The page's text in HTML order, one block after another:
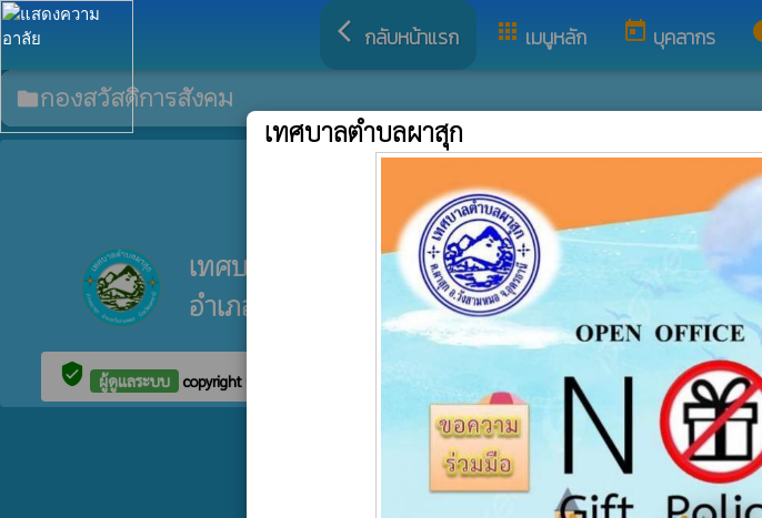
arrow_back_ios กลับหน้าแรก apps เมนูหลัก today บุคลากร
folderกองสวัสดิการสังคม
ที่อยู่ไปรษณีย์อิเล็กทรอนิกส์กลาง
เทศบาลตำบลผาสุก
อำเภอวังสามหมอ จังหวัดอุดรธานี
verified_user ผู้ดูแลระบบ copyright © 2025 เทศบาลตำบลผาสุก www.ts-local.com
เทศบาลตำบลผาสุก